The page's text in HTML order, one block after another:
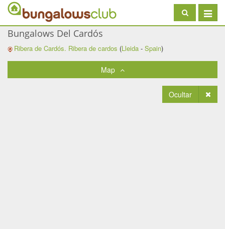
Toggle
Bungalows Del Cardós
Ribera de Cardós. Ribera de cardos (Lleida -Spain)
Map
Ocultar